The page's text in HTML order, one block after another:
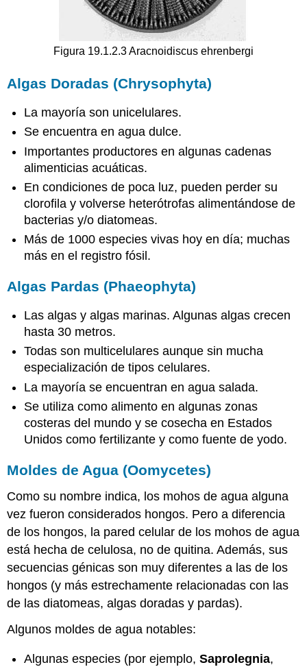
Figura 19.1.2.3 Aracnoidiscus ehrenbergi
Algas Doradas (Chrysophyta)
La mayoría son unicelulares.
Se encuentra en agua dulce.
Importantes productores en algunas cadenas
alimenticias acuáticas.
En condiciones de poca luz, pueden perder su
clorofila y volverse heterótrofas alimentándose de
bacterias y/o diatomeas.
Más de 1000 especies vivas hoy en día; muchas
más en el registro fósil.
Algas Pardas (Phaeophyta)
Las algas y algas marinas. Algunas algas crecen
hasta 30 metros.
Todas son multicelulares aunque sin mucha
especialización de tipos celulares.
La mayoría se encuentran en agua salada.
Se utiliza como alimento en algunas zonas
costeras del mundo y se cosecha en Estados
Unidos como fertilizante y como fuente de yodo.
Moldes de Agua (Oomycetes)
Como su nombre indica, los mohos de agua alguna
vez fueron considerados hongos. Pero a diferencia
de los hongos, la pared celular de los mohos de agua
está hecha de celulosa, no de quitina. Además, sus
secuencias génicas son muy diferentes a las de los
hongos (y más estrechamente relacionadas con las
de las diatomeas, algas doradas y pardas).
Algunos moldes de agua notables:
Algunas especies (por ejemplo,Saprolegnia,